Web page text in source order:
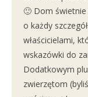
🙂 Dom świetnie
o każdy
właścicielami,
wskazówki do
Dodatkowym
zwierzętom